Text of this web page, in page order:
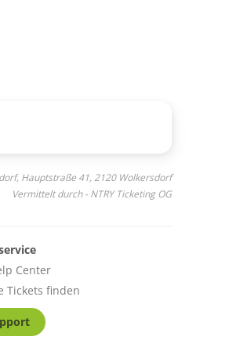
Hauptstraße 41, 2120 Wolkersdorf
Vermittelt durch - NTRY Ticketing OG
Center
Tickets finden